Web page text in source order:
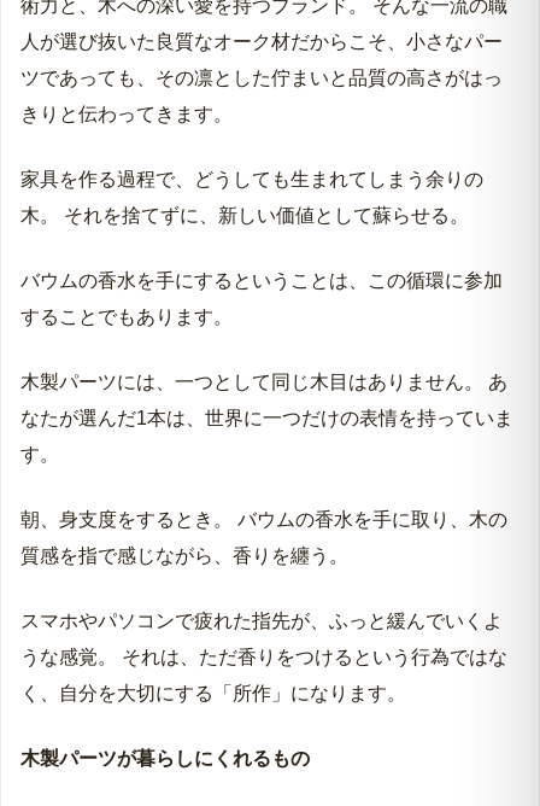
術力と、木への深い愛を持つブランド。 そんな一流の職
人が選び抜いた良質なオーク材だからこそ、小さなパー
ツであっても、その凛とした佇まいと品質の高さがはっ
きりと伝わってきます。
家具を作る過程で、どうしても生まれてしまう余りの
木。 それを捨てずに、新しい価値として蘇らせる。
バウムの香水を手にするということは、この循環に参加
することでもあります。
木製パーツには、一つとして同じ木目はありません。 あ
なたが選んだ1本は、世界に一つだけの表情を持っていま
す。
朝、身支度をするとき。 バウムの香水を手に取り、木の
質感を指で感じながら、香りを纏う。
スマホやパソコンで疲れた指先が、ふっと緩んでいくよ
うな感覚。 それは、ただ香りをつけるという行為ではな
く、自分を大切にする「所作」になります。
木製パーツが暮らしにくれるもの